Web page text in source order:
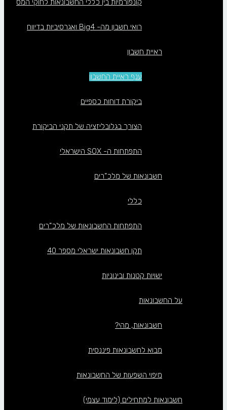
קונפורמיות בין כללי החשבונאות לחוקי המס
רואי חשבון מה- Big4 ואגרסיביות בדיווח
ראיית חשבון
ענף ראיית החשבון
ביקורת דוחות כספיים
הצורך בגלובליזציה של תקני הביקורת
התפתחות ה- SOX הישראלי
חשבונאות של מלכ”רים
כללי
התפתחות החשבונאות של מלכ”רים
תקן חשבונאות ישראלי מספר 40
ישויות קטנות ובינוניות
על החשבונאות
חשבונאות, מהי?
מבוא לחשבונאות פיננסית
מיפוי השפעות של החשבונאות
חשבונאות למתחילים (לימוד עצמי)